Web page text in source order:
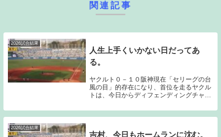
関連記事
2026試合結果
人生上手くいかない日だってあ
る。
ヤクルト０－１０阪神現在「セリーグの台
風の目」的存在になり、首位を走るヤクル
トは、今日からディフェンディングチャン
本命である阪神とホーム神宮で2連戦とな
った。ヤクルトは吉村、山野の現在の左右
2026試合結果
吉村、今日もホームランに沈む。